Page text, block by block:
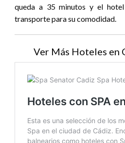
queda a 35 minutos y el
transporte para su comodidad.
Ver Más Hoteles en